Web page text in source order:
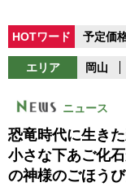
HOTワード 予定価
エリア 岡山
ニュース
恐竜時代に生き
小さな下あご化
の神様のごほう